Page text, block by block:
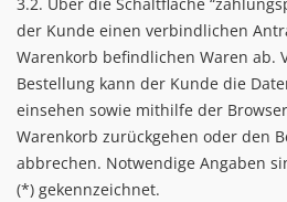
der Kunde einen verbindlichen
Warenkorb befindlichen Waren ab.
Bestellung kann der Kunde die
einsehen sowie mithilfe der
Warenkorb zurückgehen oder den
abbrechen. Notwendige Angaben
(*) gekennzeichnet.